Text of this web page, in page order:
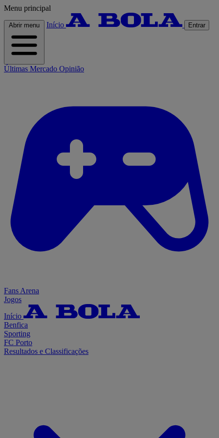
Menu principal
Abrir menu Início Entrar
Últimas Mercado Opinião
Fans Arena
Jogos
Início
Benfica
Sporting
FC Porto
Resultados e Classificações